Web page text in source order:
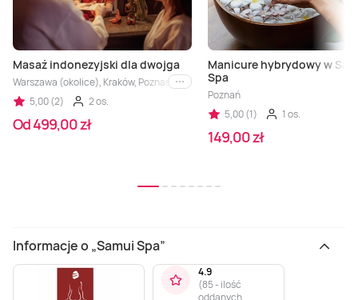
Masaż indonezyjski dla dwojga
Warszawa (okolice), Kraków, Poznań, Łódź, Gdańsk, Katowice
i inne
5,00 (2)
2 os.
Od 499,00 zł
Manicure hybrydowy w
Spa
Poznań
5,00 (1)
1 os.
149,00 zł
Informacje o „Samui Spa”
4.9
(85 - ilość